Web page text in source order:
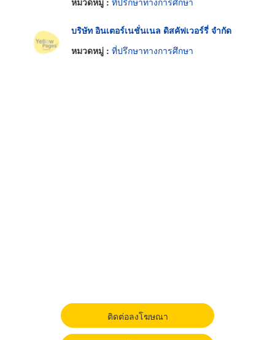
บริษัท อินเตอร์เนชั่นเนล ดิสคัฟเวอร์รี่ จำกัด
หมวดหมู่ : ที่ปรึกษาทางการศึกษา
ติดต่อลงโฆษณา